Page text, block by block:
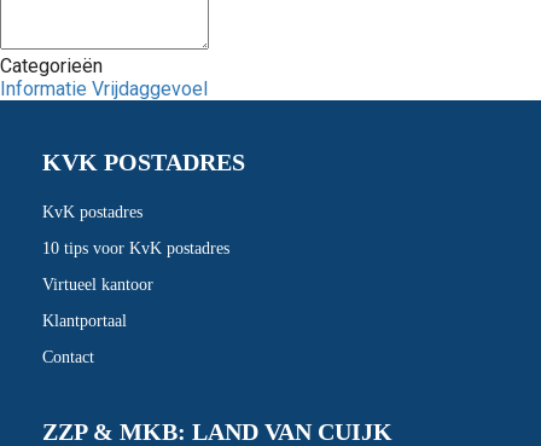
Categorieën
Informatie Vrijdaggevoel
KVK POSTADRES
KvK postadres
10 tips voor KvK postadres
Virtueel kantoor
Klantportaal
Contact
ZZP & MKB: LAND VAN CUIJK